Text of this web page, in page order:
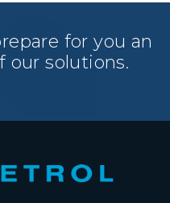
for you an
our solutions.